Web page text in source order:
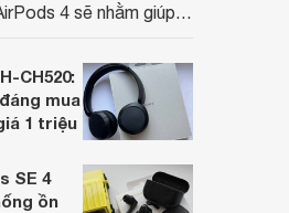
Có 2 nơi bán4 sẽ nhằm giúp
sở thích cá nhân. Cả
chất lượng cao,
tượng khách hàng
CH520:
mua
1 triệu
SE 4
ồn